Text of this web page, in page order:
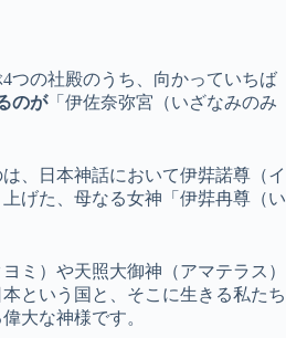
つの社殿のうち、向かっていちば
のが「伊佐奈弥宮（いざなみのみ
、日本神話において伊弉諾尊（イ
げた、母なる女神「伊弉冉尊（い
ミ）や天照大御神（アマテラス）
という国と、そこに生きる私たち
大な神様です。